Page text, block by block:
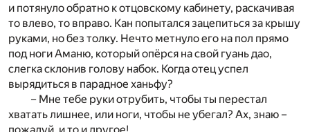
и потянуло обратно к отцовскому кабинету, раскачивая
то влево, то вправо. Кан попытался зацепиться за крышу
руками, но без толку. Нечто метнуло его на пол прямо
под ноги Аманю, который опёрся на свой гуань дао,
слегка склонив голову набок. Когда отец успел
вырядиться в парадное ханьфу?
– Мне тебе руки отрубить, чтобы ты перестал
хватать лишнее, или ноги, чтобы не убегал? Ах, знаю –